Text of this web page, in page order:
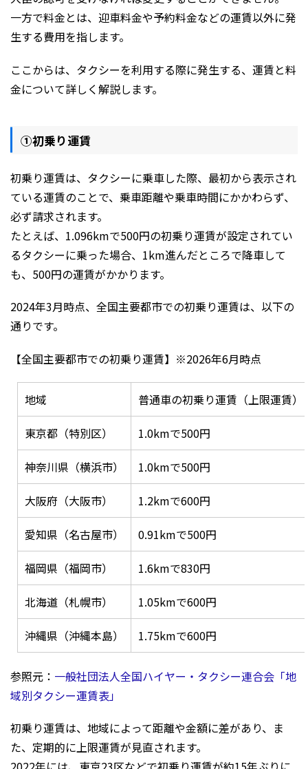
一方で料金とは、迎車料金や予約料金などの運賃以外に発
生する費用を指します。
ここからは、タクシーを利用する際に発生する、運賃と料
金について詳しく解説します。
①初乗り運賃
初乗り運賃は、タクシーに乗車した際、最初から表示され
ている運賃のことで、乗車距離や乗車時間にかかわらず、
必ず請求されます。
たとえば、1.096kmで500円の初乗り運賃が設定されてい
るタクシーに乗った場合、1km進んだところで降車して
も、500円の運賃がかかります。
2024年3月時点、全国主要都市での初乗り運賃は、以下の
通りです。
【全国主要都市での初乗り運賃】※2026年6月時点
地域 普通車の初乗り運賃（上限運賃）
東京都（特別区） 1.0kmで500円
神奈川県（横浜市） 1.0kmで500円
大阪府（大阪市） 1.2kmで600円
愛知県（名古屋市） 0.91kmで500円
福岡県（福岡市） 1.6kmで830円
北海道（札幌市） 1.05kmで600円
沖縄県（沖縄本島） 1.75kmで600円
参照元： 一般社団法人全国ハイヤー・タクシー連合会「地
域別タクシー運賃表」
初乗り運賃は、地域によって距離や金額に差があり、ま
た、定期的に上限運賃が見直されます。